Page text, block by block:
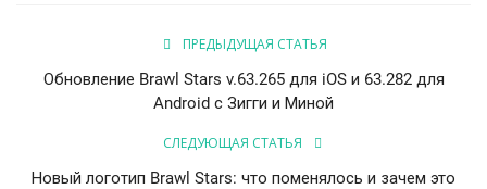
ПРЕДЫДУЩАЯ СТАТЬЯ
Обновление Brawl Stars v.63.265 для iOS и 63.282 для
Android с Зигги и Миной
СЛЕДУЮЩАЯ СТАТЬЯ
Новый логотип Brawl Stars: что поменялось и зачем это